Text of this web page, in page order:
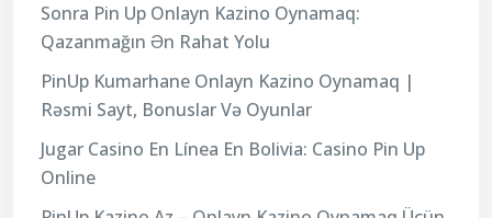
Sonra Pin Up Onlayn Kazino Oynamaq:
Qazanmağın Ən Rahat Yolu
PinUp Kumarhane Onlayn Kazino Oynamaq |
Rəsmi Sayt, Bonuslar Və Oyunlar
Jugar Casino En Línea En Bolivia: Casino Pin Up
Online